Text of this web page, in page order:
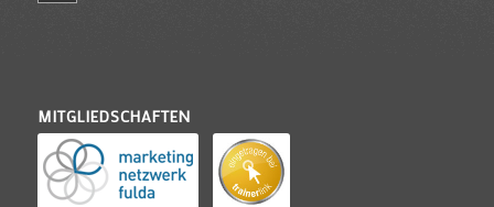
MITGLIEDSCHAFTEN